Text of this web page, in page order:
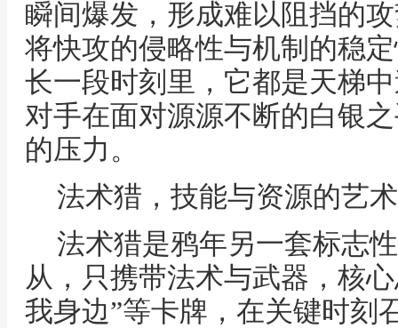
瞬间爆发，形成难以阻挡的
将快攻的侵略性与机制的稳
长一段时刻里，它都是天梯
对手在面对源源不断的白银
的压力。
法术猎，技能与资源的艺术
法术猎是鸦年另一套标志
从，只携带法术与武器，核
我身边”等卡牌，在关键时刻